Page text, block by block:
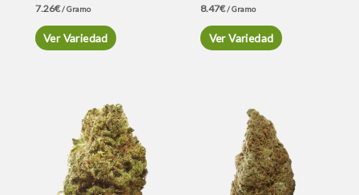
7.26€/ Gramo
Ver Variedad
8.47€/ Gramo
Ver Variedad